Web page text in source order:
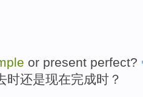
or present perfect?
时还是现在完成时 ？